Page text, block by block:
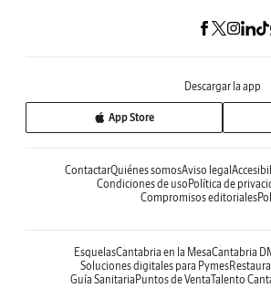
Descargar la app
App Store
ContactarQuiénes somosAviso legal
Condiciones de usoPolítica de
Compromisos editoriales
EsquelasCantabria en la MesaCantabria
Soluciones digitales para Pymes
Guía SanitariaPuntos de VentaTalento